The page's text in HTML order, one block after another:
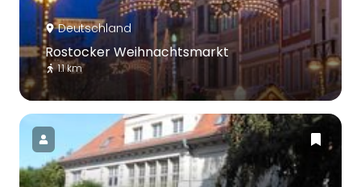
Deutschland
Rostocker Weihnachtsmarkt
1.1 km